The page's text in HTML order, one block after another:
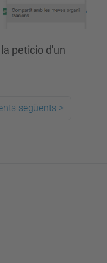
peticio d'un
següents >